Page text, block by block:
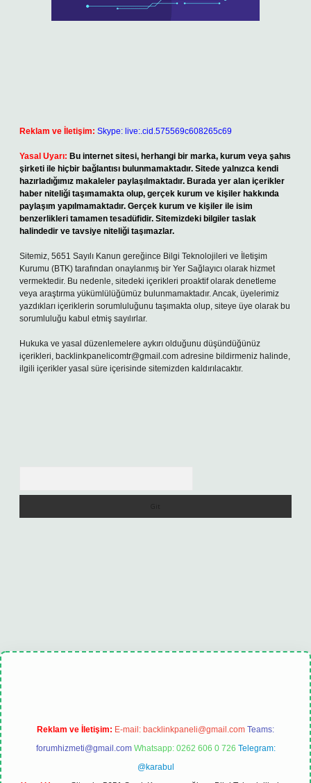
Reklam ve İletişim: Skype: live:.cid.575569c608265c69
Yasal Uyarı: Bu internet sitesi, herhangi bir marka, kurum veya şahıs
şirketi ile hiçbir bağlantısı bulunmamaktadır. Sitede yalnızca kendi
hazırladığımız makaleler paylaşılmaktadır. Burada yer alan içerikler
haber niteliği taşımamakta olup, gerçek kurum ve kişiler hakkında
paylaşım yapılmamaktadır. Gerçek kurum ve kişiler ile isim
benzerlikleri tamamen tesadüfidir. Sitemizdeki bilgiler taslak
halindedir ve tavsiye niteliği taşımazlar.
Sitemiz, 5651 Sayılı Kanun gereğince Bilgi Teknolojileri ve İletişim
Kurumu (BTK) tarafından onaylanmış bir Yer Sağlayıcı olarak hizmet
vermektedir. Bu nedenle, sitedeki içerikleri proaktif olarak denetleme
veya araştırma yükümlülüğümüz bulunmamaktadır. Ancak, üyelerimiz
yazdıkları içeriklerin sorumluluğunu taşımakta olup, siteye üye olarak bu
sorumluluğu kabul etmiş sayılırlar.
Hukuka ve yasal düzenlemelere aykırı olduğunu düşündüğünüz
içerikleri, backlinkpanelicomtr@gmail.com adresine bildirmeniz halinde,
ilgili içerikler yasal süre içerisinde sitemizden kaldırılacaktır.
tulipbet güncel
Reklam ve İletişim: E-mail: backlinkpaneli@gmail.com Teams:
forumhizmeti@gmail.com Whatsapp: 0262 606 0 726 Telegram:
@karabul